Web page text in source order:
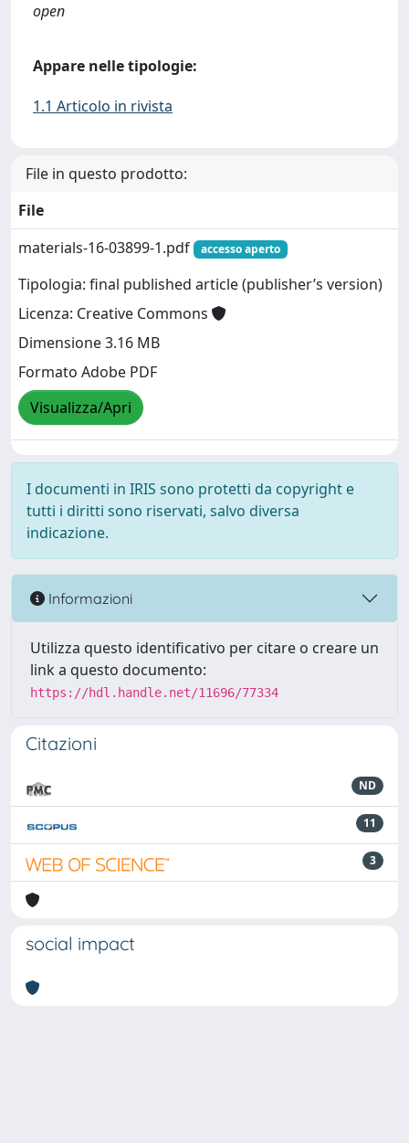
open
Appare nelle tipologie:
1.1 Articolo in rivista
File in questo prodotto:
File
materials-16-03899-1.pdf
accesso aperto
Tipologia: final published article (publisher’s version)
Licenza: Creative Commons
Dimensione 3.16 MB
Formato Adobe PDF
Visualizza/Apri
I documenti in IRIS sono protetti da copyright e
tutti i diritti sono riservati, salvo diversa
indicazione.
Informazioni
Utilizza questo identificativo per citare o creare un
link a questo documento:
https://hdl.handle.net/11696/77334
Citazioni
ND
11
3
social impact